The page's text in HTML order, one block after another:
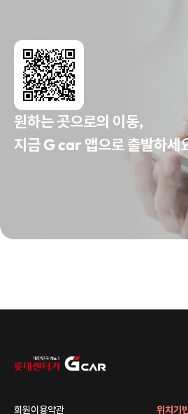
원하는 곳으로의 이동,
지금 G car 앱으로 출발하세
회원이용약관 위치기